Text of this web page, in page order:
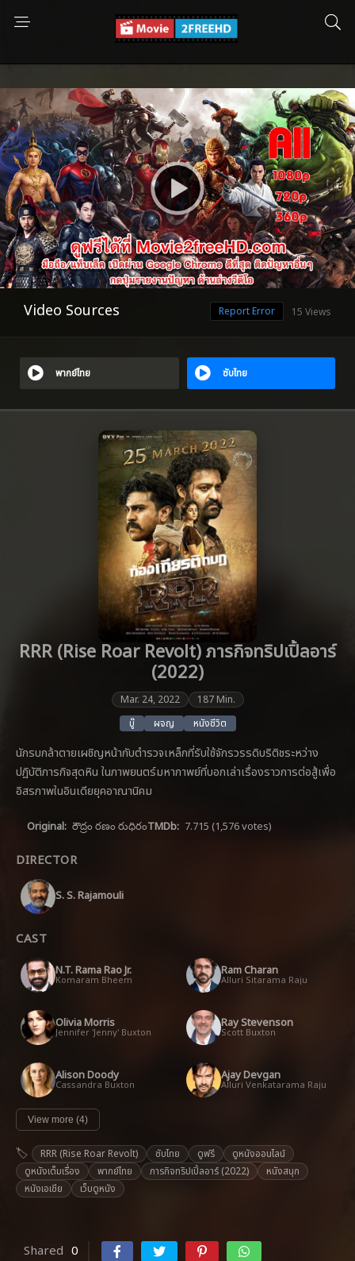
Video Sources 15 Views
Report Error
พากย์ไทย ซับไทย
RRR (Rise Roar Revolt) ภารกิจทริปเปิ้ลอาร์
(2022)
Mar. 24, 2022
187 Min.
บู๊
ผจญ หนังชีวิต
นักรบกล้าตายเผชิญหน้ากับตำรวจเหล็กที่รับใช้จักรวรรดิบริติชระหว่าง
ปฏิบัติภารกิจสุดหิน ในภาพยนตร์มหากาพย์ที่บอกเล่าเรื่องราวการต่อสู้เพื่อ
อิสรภาพในอินเดียยุคอาณานิคม
Original: రౌద్రం రణం రుధిరంTMDb: 7.715 (1,576 votes)
DIRECTOR
S. S. Rajamouli
CAST
N.T. Rama Rao Jr.
Komaram Bheem
Ram Charan
Alluri Sitarama Raju
Olivia Morris
Jennifer 'Jenny' Buxton
Ray Stevenson
Scott Buxton
Alison Doody
Cassandra Buxton
Ajay Devgan
Alluri Venkatarama Raju
View more (4)
RRR (Rise Roar Revolt) ซับไทย ดูฟรี
ดูหนังออนไลน์
ดูหนังเต็มเรื่อง
พากย์ไทย ภารกิจทริปเปิ้ลอาร์ (2022)
หนังสนุก
หนังเอเชีย
เว็บดูหนัง
Shared 0